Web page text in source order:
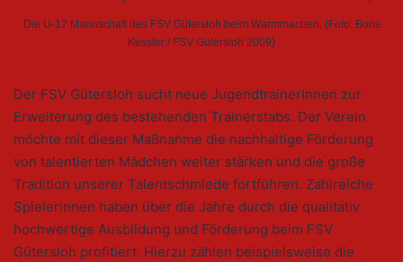
Die U-17 Mannschaft des FSV Gütersloh beim Warmmachen. (Foto: Boris
Kessler / FSV Gütersloh 2009)
Der FSV Gütersloh sucht neue JugendtrainerInnen zur
Erweiterung des bestehenden Trainerstabs. Der Verein
möchte mit dieser Maßnahme die nachhaltige Förderung
von talentierten Mädchen weiter stärken und die große
Tradition unserer Talentschmiede fortführen. Zahlreiche
Spielerinnen haben über die Jahre durch die qualitativ
hochwertige Ausbildung und Förderung beim FSV
Gütersloh profitiert. Hierzu zählen beispielsweise die